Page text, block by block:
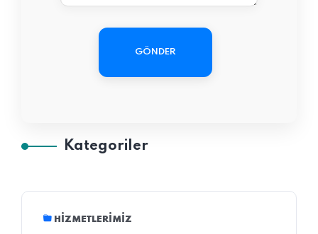
GÖNDER
Kategoriler
HIZMETLERIMIZ